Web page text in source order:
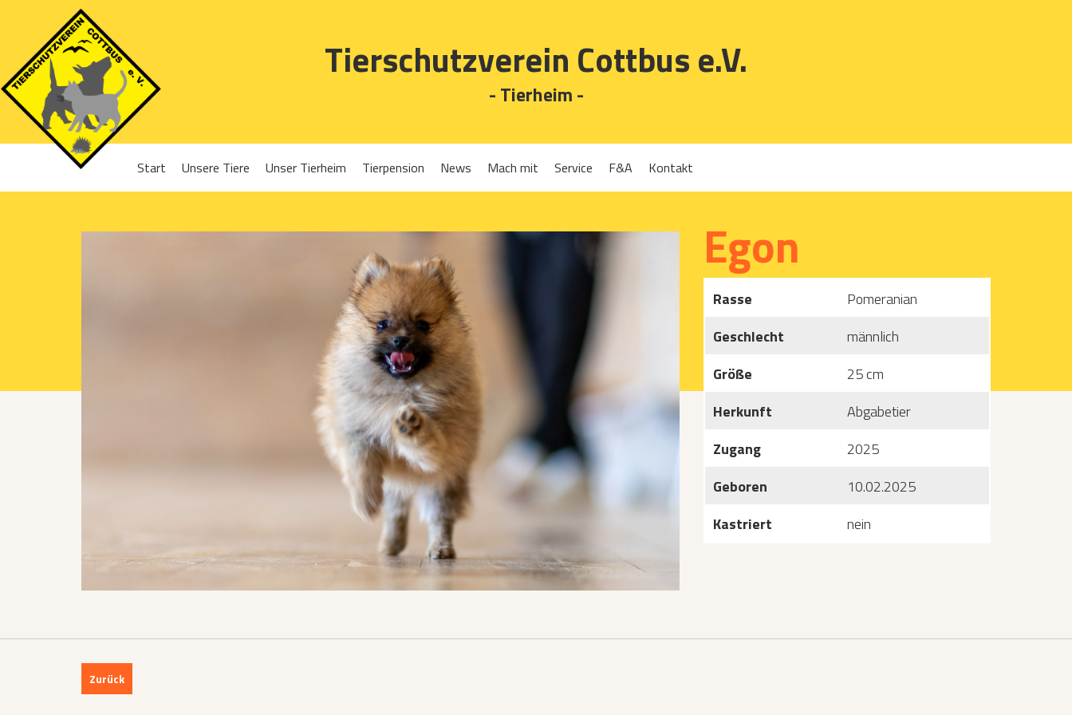
Tierschutzverein Cottbus e.V.
- Tierheim -
Start Unsere Tiere Unser Tierheim
Projekte 2018
Projekte 2019
Projekte 2020
Projekte 2021
Projekte 2022
Projekte 2023
Tierpension News Mach mit
Mitglied werden
Patenschaften
Testament
Katzen vorlesen
Service
Tierpension
F&A Kontakt
Egon
Rasse
Pomeranian
Geschlecht
männlich
Größe
25 cm
Herkunft
Abgabetier
Zugang
2025
Geboren
10.02.2025
Kastriert
nein
Zurück